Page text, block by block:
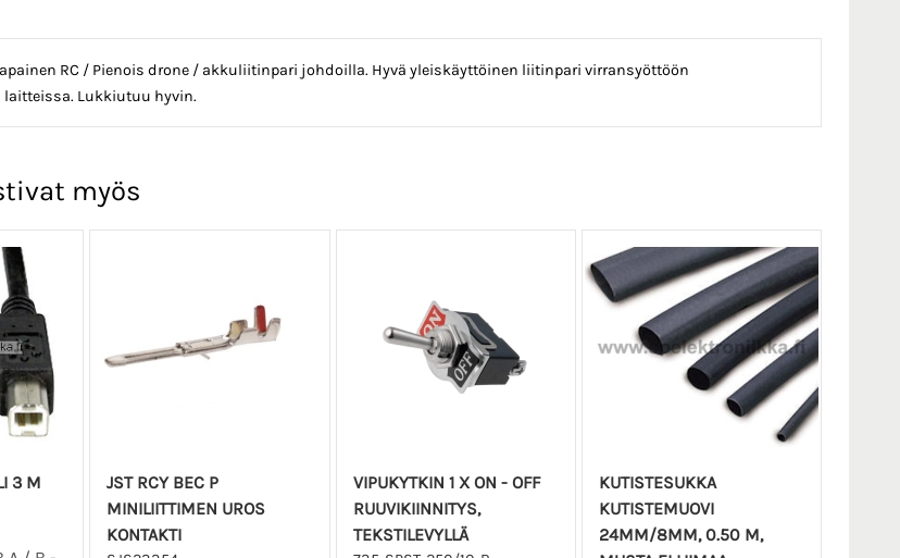
RC / Pienois drone / akkuliitinpari johdoilla. Hyvä yleiskäyttöinen liitinpari virransyöttöön
Lukkiutuu hyvin.
myös
3 M
JST RCY BEC P
MINILIITTIMEN UROS
KONTAKTI
VIPUKYTKIN 1 X ON - OFF
RUUVIKIINNITYS,
TEKSTILEVYLLÄ
KUTISTESUKKA
KUTISTEMUOVI
24MM/8MM, 0.50 M,